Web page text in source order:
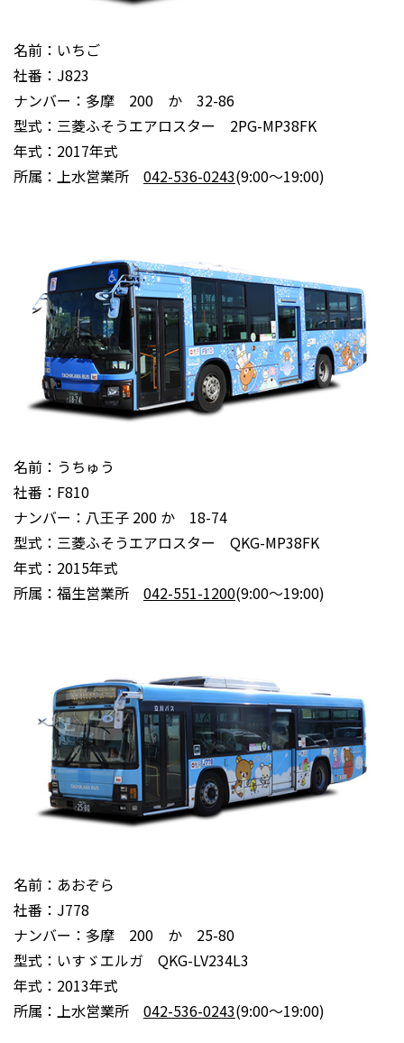
名前：いちご
社番：J823
ナンバー：多摩 200 か 32-86
型式：三菱ふそうエアロスター 2PG-MP38FK
年式：2017年式
所属：上水営業所 042-536-0243(9:00～19:00)
名前：うちゅう
社番：F810
ナンバー：八王子 200 か 18-74
型式：三菱ふそうエアロスター QKG-MP38FK
年式：2015年式
所属：福生営業所 042-551-1200(9:00～19:00)
名前：あおぞら
社番：J778
ナンバー：多摩 200 か 25-80
型式：いすゞエルガ QKG-LV234L3
年式：2013年式
所属：上水営業所 042-536-0243(9:00～19:00)